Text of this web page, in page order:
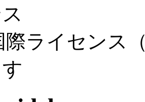
際ライセンス